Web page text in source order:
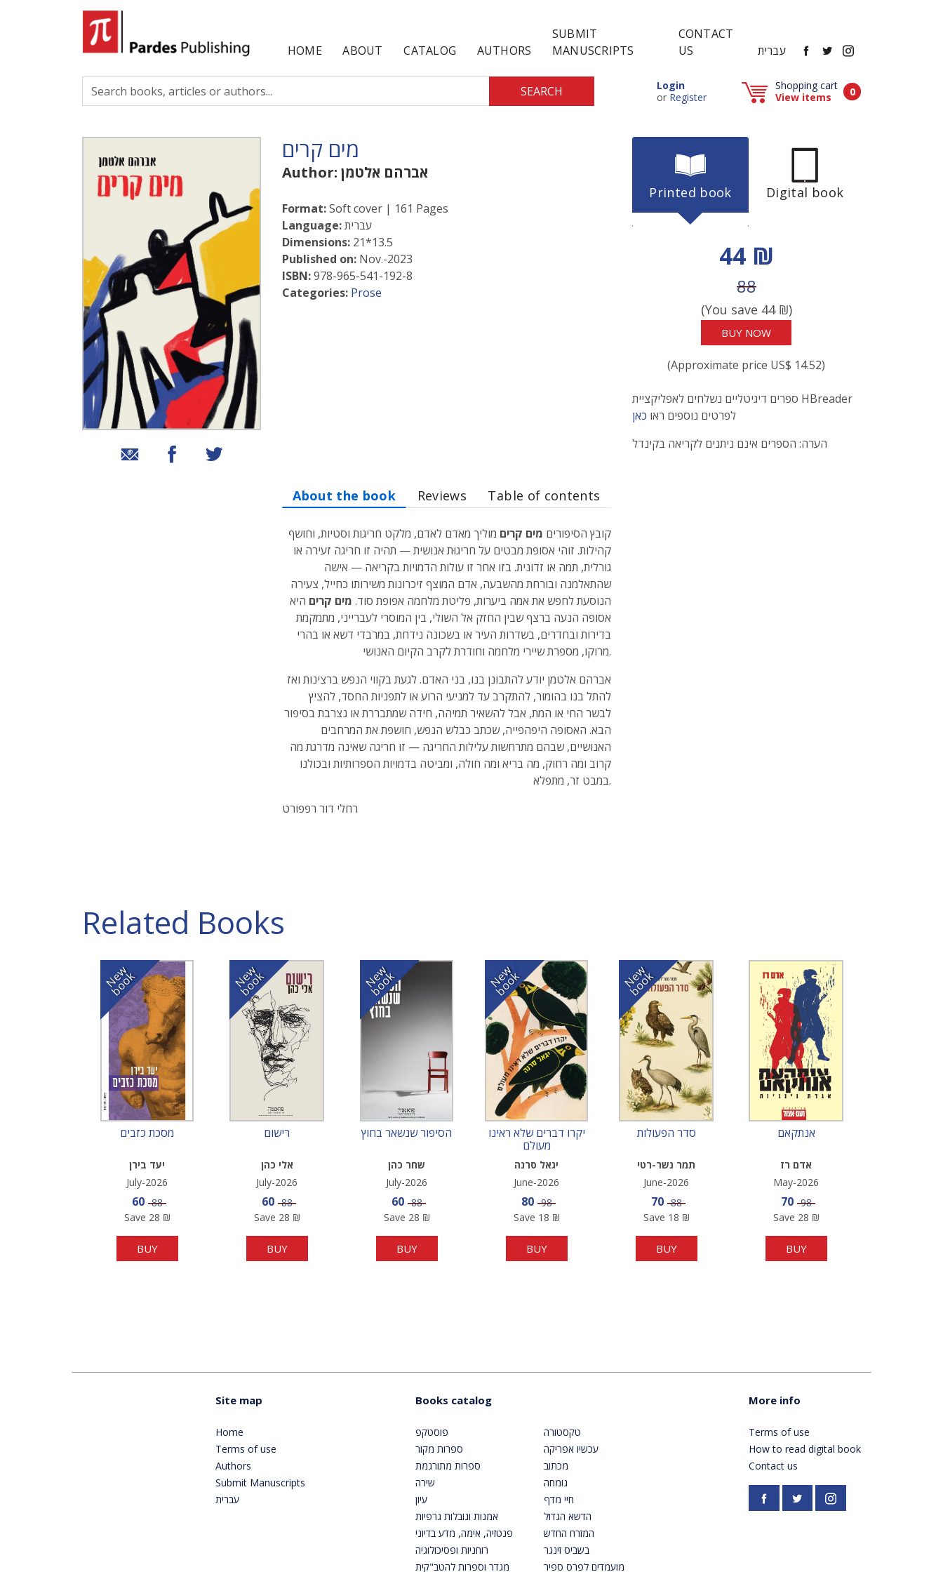
HOME ABOUT CATALOG AUTHORS
SUBMIT
MANUSCRIPTS
CONTACT
US
עברית FACEBOOK
TWITTER
INSTAGRAM
SEARCH LoginPopup window (Can be closed by ESCAPE key)
or RegisterPopup window (Can be closed by ESCAPE key)
Shopping cart
View items
0Items in cart
שיתוף באמצעות אימייל
שיתוף בפייסבוקשיתוף בטוויטר
מים קרים
Author: אברהם אלטמן
Format:Soft cover | 161 Pages
Language:עברית
Dimensions: 21*13.5
Published on: Nov.-2023
ISBN:978-965-541-192-8
Categories: Prose
Printed book Digital book
Discount price
44 ₪
Price before discount
88
(You save 44₪)
BUY NOW
(Approximate price US$ 14.52)
ספרים דיגיטליים נשלחים לאפליקציית HBreader
לפרטים נוספים ראו כאן
הערה: הספרים אינם ניתנים לקריאה בקינדל
About the book Reviews Table of contents
קובץ הסיפורים מים קרים מוליך מאדם לאדם, מלקט חריגות וסטיות, וחושף
קהילות. זוהי אסופת מבטים על חריגוּת אנושית — תהיה זו חריגה זעירה או
גורלית, תמה או זדונית. בזו אחר זו עולות הדמויות בקריאה — אישה
שהתאלמנה ובורחת מהשבעה, אדם המוצף זיכרונות משירותו כחייל, צעירה
הנוסעת לחפש את אמה ביערות, פליטת מלחמה אפופת סוד. מים קרים היא
אסופה הנעה ברצף שבין החזק אל השולי, בין המוסרי לעברייני, מתמקמת
בדירות ובחדרים, בשדרות העיר או בשכונה נידחת, במרבדי דשא או בהרי
מרוקו, מספרת שיירי מלחמה וחודרת לקרב הקיום האנושי.
אברהם אלטמן יודע להתבונן בנו, בני האדם. לגעת בקווי הנפש ברצינות ואז
להתל בנו בהומור, להתקרב עד למניעי הרוע או לתפניות החסד, להציץ
לבשר החי או המת, אבל להשאיר תמיהה, חידה שמתבררת או נצרבת בסיפור
הבא. האסופה היפהפייה, שכתב כבלש הנפש, חושפת את המרחבים
האנושיים, שבהם מתרחשות עלילות החריגה — זו חריגה שאינה מדרגת מה
קרוב ומה רחוק, מה בריא ומה חולה, ומביטה בדמויות הספרותיות ובכולנו
במבט זר, מתפלא.
רחלי דור רפפורט
Related Books
N
e
w
b
o
o
k
מסכת כזבים
יעד בירן
July-2026
Sale price
60 Price
88
Save 28 ₪
BUY
N
e
w
b
o
o
k
רישום
אלי כהן
July-2026
Sale price
60 Price
88
Save 28 ₪
BUY
N
e
w
b
o
o
k
הסיפור שנשאר בחוץ
שחר כהן
July-2026
Sale price
60 Price
88
Save 28 ₪
BUY
N
e
w
b
o
o
k
יקרו דברים שלא ראינו
מעולם
יגאל סרנה
June-2026
Sale price
80 Price
98
Save 18 ₪
BUY
N
e
w
b
o
o
k
סדר הפעולות
תמר נשר-רטי
June-2026
Sale price
70 Price
88
Save 18 ₪
BUY
אנתקאם
אדם רז
May-2026
Sale price
70 Price
98
Save 28 ₪
BUY
Site map
Home
Terms of use
Authors
Submit Manuscripts
עברית
Books catalog
פוסטקפ
ספרות מקור
ספרות מתורגמת
שירה
עיון
אמנות ונובלות גרפיות
פנטזיה, אימה, מדע בדיוני
רוחניות ופסיכולוגיה
מגדר וספרות להטב"קית
טקסטורה
עכשיו אפריקה
מכתוב
גומחה
חיי מדף
הדשא הגדול
המזרח החדש
בשביס זינגר
מועמדים לפרס ספיר
More info
Terms of use
How to read digital book
Contact us
Facebookhttps://twitter.com/
Instagram